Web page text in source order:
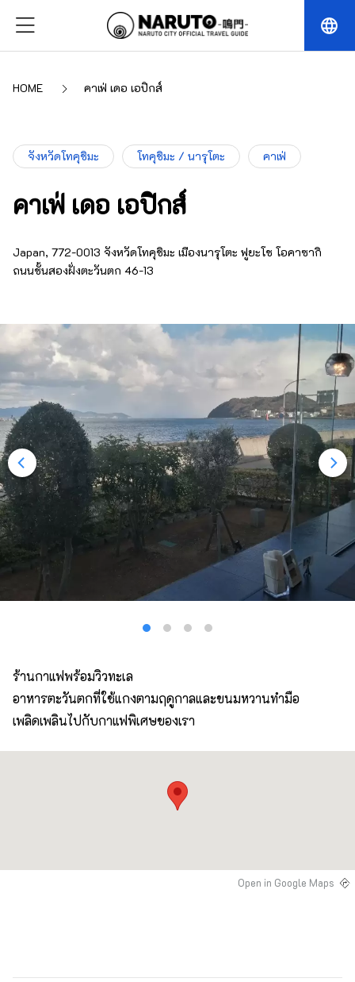
language
HOME คาเฟ่ เดอ เอปิกส์
จังหวัดโทคุชิมะ โทคุชิมะ / นารุโตะ คาเฟ่
คาเฟ่ เดอ เอปิกส์
Japan, 772-0013 จังหวัดโทคุชิมะ เมืองนารุโตะ ฟูยะโช โอคาซากิ
ถนนชั้นสองฝั่งตะวันตก 46-13
ร้านกาแฟพร้อมวิวทะเล
อาหารตะวันตกที่ใช้แกงตามฤดูกาลและขนมหวานทำมือ
เพลิดเพลินไปกับกาแฟพิเศษของเรา
Open in Google Maps